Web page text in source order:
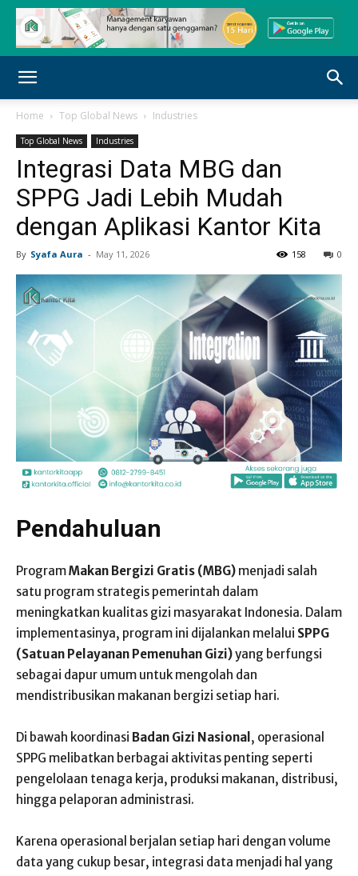
Home Top Global News Industries
Top Global News Industries
Integrasi Data MBG dan
SPPG Jadi Lebih Mudah
dengan Aplikasi Kantor Kita
By Syafa Aura - May 11, 2026 0
158
Pendahuluan
ProgramMakan Bergizi Gratis (MBG) menjadi salah
satu program strategis pemerintah dalam
meningkatkan kualitas gizi masyarakat Indonesia. Dalam
implementasinya, program ini dijalankan melalui SPPG
(Satuan Pelayanan Pemenuhan Gizi)yang berfungsi
sebagai dapur umum untuk mengolah dan
mendistribusikan makanan bergizi setiap hari.
Di bawah koordinasi Badan Gizi Nasional , operasional
SPPG melibatkan berbagai aktivitas penting seperti
pengelolaan tenaga kerja, produksi makanan, distribusi,
hingga pelaporan administrasi.
Karena operasional berjalan setiap hari dengan volume
data yang cukup besar, integrasi data menjadi hal yang